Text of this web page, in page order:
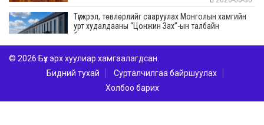
Түгжрэл, төвлөрлийг сааруулах Монголын хамгийн
урт худалдааны “Цонжин Зах”-ын талбайн
борлуулалт эхэллээ
“Эрдэнэс Тавантолгой” ХК Бортээгийн ордын
нээлтийг хийж, олборлолтын ажлыг эхлүүллээ
© 2026 Бүх эрх хуулиар хамгаалагдсан.
Бидний тухай
Сурталчилгаа байршуулах
Холбоо барих